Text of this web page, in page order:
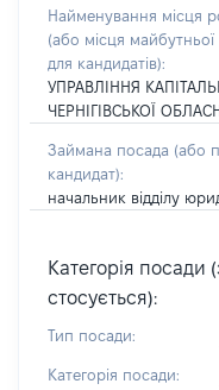
Найменування місця
(або місця
для кандидатів):
УПРАВЛІННЯ
ЧЕРНІГІВСЬКОЇ
Займана посада (або
кандидат):
начальник відділу
Категорія посади
стосується):
Тип посади:
Категорія посади: